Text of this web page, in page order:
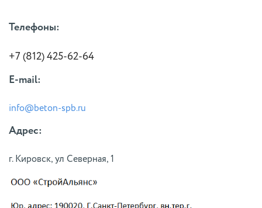
Телефоны:
+7 (812) 425-62-64
E-mail:
info@beton-spb.ru
Адрес:
г. Кировск, ул Северная, 1